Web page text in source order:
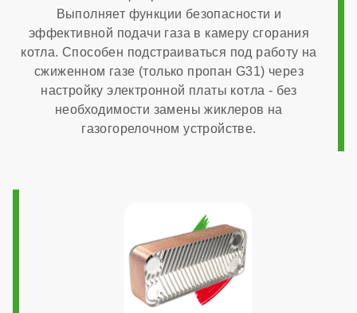
Выполняет функции безопасности и
эффективной подачи газа в камеру сгорания
котла. Способен подстраиваться под работу на
сжиженном газе (только пропан G31) через
настройку электронной платы котла - без
необходимости замены жиклеров на
газогорелочном устройстве.